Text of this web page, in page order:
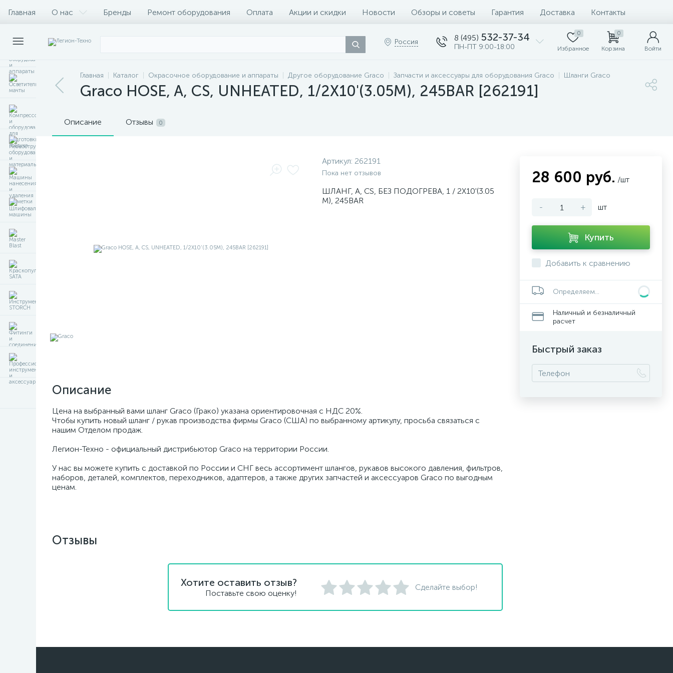
Главная О нас Бренды Ремонт оборудования Оплата Акции и скидки Новости Обзоры и советы Гарантия Доставка Контакты
Россия 8 (495) 532-37-34
ПН-ПТ 9:00-18:00
0
Избранное
0
Корзина Войти
Главная Каталог Окрасочное оборудование и аппараты Другое оборудование Graco Запчасти и аксессуары для оборудования Graco Шланги Graco
Graco HOSE, A, CS, UNHEATED, 1/2X10'(3.05M), 245BAR [262191]
Описание Отзывы 0
Артикул: 262191
Пока нет отзывов
ШЛАНГ, A, CS, БЕЗ ПОДОГРЕВА, 1 / 2X10'(3.05
M), 245BAR
Описание
Цена на выбранный вами шланг Graco (Грако) указана ориентировочная с НДС 20%.
Чтобы купить новый шланг / рукав производства фирмы Graco (США) по выбранному артикулу, просьба связаться с
нашим Отделом продаж.
Легион-Техно - официальный дистрибьютор Graco на территории России.
У нас вы можете купить с доставкой по России и СНГ весь ассортимент шлангов, рукавов высокого давления, фильтров,
наборов, деталей, комплектов, переходников, адаптеров, а также других запчастей и аксессуаров Graco по выгодным
ценам.
28 600 руб. /шт
- + шт
Купить
Добавить к сравнению
Определяем...
Наличный и безналичный
расчет
Быстрый заказ
Отзывы
Хотите оставить отзыв?
Поставьте свою оценку!
Сделайте выбор!